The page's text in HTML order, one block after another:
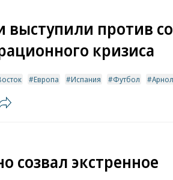
выступили против
кризиса
Европа Испания Футбол
созвал экстренное